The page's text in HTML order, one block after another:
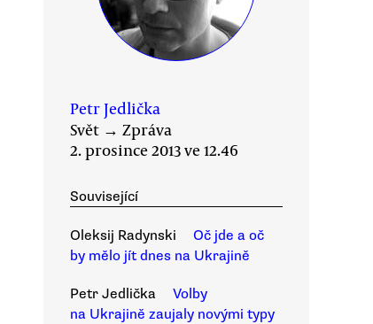
Petr Jedlička
Svět → Zpráva
2. prosince 2013 ve 12.46
Související
Oleksij Radynski
Oč jde a oč
by mělo jít dnes na Ukrajině
Petr Jedlička
Volby
na Ukrajině zaujaly novými typy